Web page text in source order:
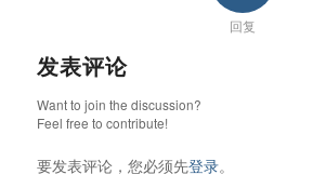
回复
发表评论
Want to join the discussion?
Feel free to contribute!
要发表评论，您必须先登录。